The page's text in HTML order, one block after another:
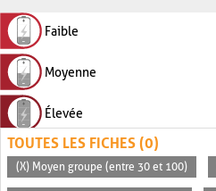
Faible
Moyenne
Élevée
TOUTES LES FICHES (0)
(X) Moyen groupe (entre 30 et 100)